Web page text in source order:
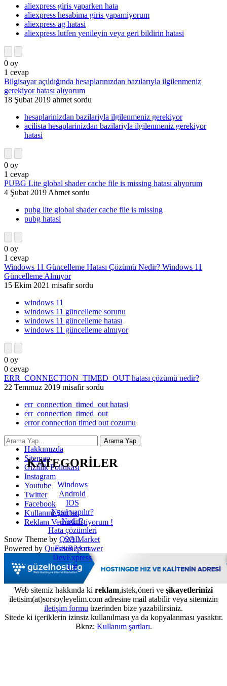
aliexpress giris yaparken hata
aliexpress hesabima giris yapamiyorum
aliexpress ag hatasi
aliexpress lutfen yenileyin veya geri bildirin hatasi
0 oy
1 cevap
Bilgisayar açıldığında hesaplarınızdan bazılarıyla ilgilenmeniz
gerekiyor hatası alıyorum
18 Şubat 2019 ahmet sordu
hesaplarinizdan bazilariyla ilgilenmeniz gerekiyor
acilista hesaplarinizdan bazilariyla ilgilenmeniz gerekiyor
hatasi
0 oy
1 cevap
PUBG Lite global shader cache file is missing hatası alıyorum
4 Şubat 2019 Ahmet sordu
pubg lite global shader cache file is missing
pubg hatasi
0 oy
1 cevap
Windows 11 Güncelleme Hatası Çözümü Nedir? Windows 11
Güncelleme Almıyor
15 Ekim 2021 misafir sordu
windows 11
windows 11 güncelleme sorunu
windows 11 güncelleme hatası
windows 11 güncelleme almıyor
0 oy
0 cevap
ERR_CONNECTION_TIMED_OUT hatası çözümü nedir?
22 Temmuz 2019 misafir sordu
err_connection_timed_out hatasi
err_connection_timed_out
error connection timed out cozumu
KATEGORİLER
Windows
Android
IOS
Nasıl yapılır?
Nedir?
Hata çözümleri
SQL
FastReport
DevExpress
C#
İletişim
Hakkımızda
Sitemap
Gizlilik Politikası
Instagram
Youtube
Twitter
Facebook
Kullanım Şartları
Reklam Vermek İstiyorum !
Snow Theme by Q2A Market
Powered by Question2Answer
Web sitemiz hakkında ki reklam,istek,öneri ve şikayetlerinizi
iletisim(at)sorsoyleyelim.com adresine mail atabilir veya sitemizin
iletişim formu üzerinden bize yazabilirsiniz.
Sitede ki içeriklerin izinsiz kullanılması ya da kopyalanması yasaktır.
Bknz: Kullanım şartları.